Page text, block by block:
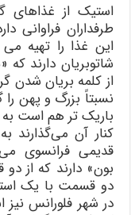
استیک از غذاهای
طرفداران فراوانی
این غذا را تهیه می
شاتوبریان دارند
از کلمه بریان شدن
نسبتاً بزرگ و پهن
باریک تر هم است
کنار آن می‌گذارند
قدیمی فرانسوی
بون» دارند که از
دو قسمت با یک
در شهر فلورانس نیز